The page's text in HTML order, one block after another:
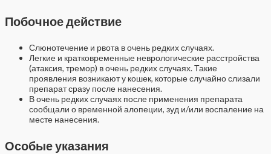
Побочное действие
Слюнотечение и рвота в очень редких случаях.
Легкие и кратковременные неврологические расстройства
(атаксия, тремор) в очень редких случаях. Такие
проявления возникают у кошек, которые случайно слизали
препарат сразу после нанесения.
В очень редких случаях после применения препарата
сообщали о временной алопеции, зуд и/или воспаление на
месте нанесения.
Особые указания